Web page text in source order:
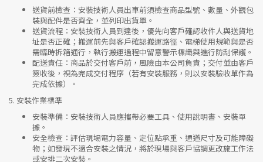
送貨前檢查 ：安裝技術人員出車前須檢查商品型號、數量、外觀包
裝與配件是否齊全，並列印出貨單。
送貨流程 ：安裝技術人員到達後，優先向客戶確認收件人與送貨地
址是否正確；搬運前先與客戶確認搬運路徑、電梯使用規範與是否
需臨時拆箱通行，執行搬運過程中留意警示標識與進行防刮保護。
配送責任 ：商品於交付客戶前，風險由本公司負責；交付並由客戶
簽收後，視為完成交付程序（若有安裝服務，則以安裝驗收單作為
完成依據）。
5. 安裝作業標準
安裝準備 ：安裝技術人員應攜帶必要工具、使用說明書、安裝單
據。
安全檢查 ：評估現場電力容量、定位點承重、通道尺寸及可能障礙
物；如發現不適合安裝之情況，將於現場與客戶協調更改施工作法
或安排二次安裝。